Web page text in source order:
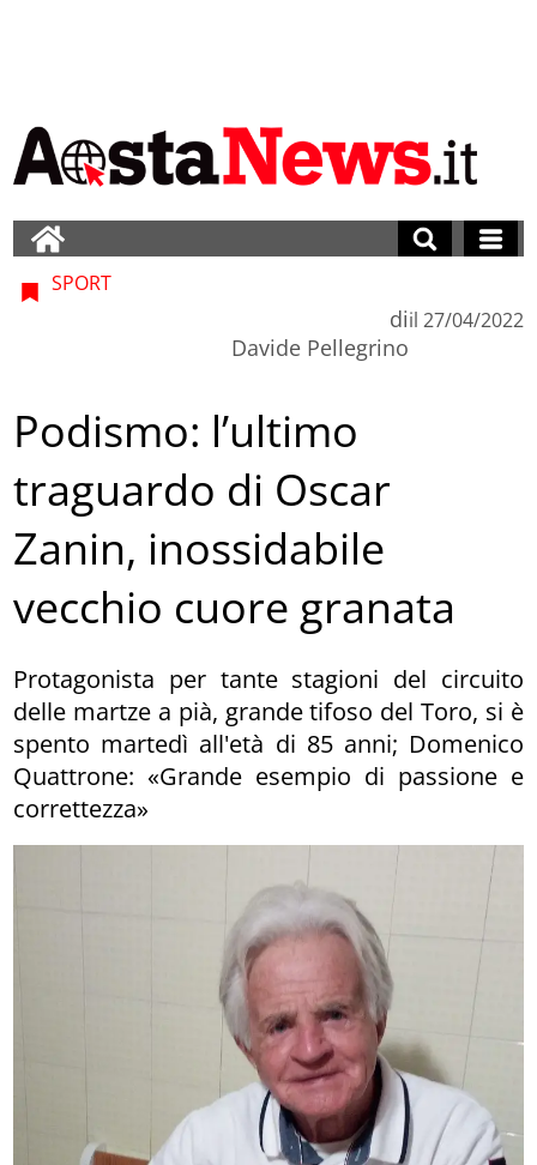
SPORT
di
Davide Pellegrino
il 27/04/2022
Podismo: l’ultimo
traguardo di Oscar
Zanin, inossidabile
vecchio cuore granata
Protagonista per tante stagioni del circuito
delle martze a pià, grande tifoso del Toro, si è
spento martedì all'età di 85 anni; Domenico
Quattrone: «Grande esempio di passione e
correttezza»